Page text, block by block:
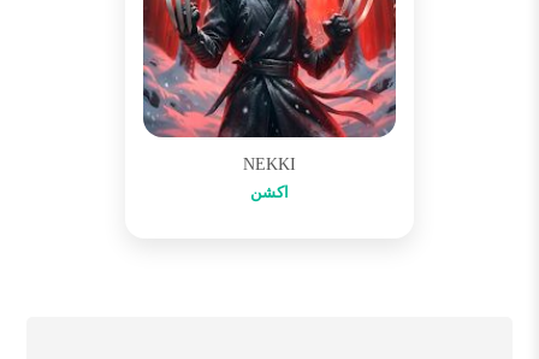
NEKKI
اکشن